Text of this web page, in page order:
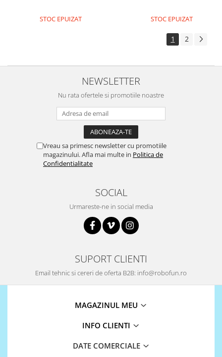
STOC EPUIZAT STOC EPUIZAT
1 2
NEWSLETTER
Nu rata ofertele si promotiile noastre
Vreau sa primesc newsletter cu promotiile
magazinului. Afla mai multe in Politica de
Confidentialitate
SOCIAL
Urmareste-ne in social media
SUPORT CLIENTI
Email tehnic si cereri de oferta B2B: info@robofun.ro
MAGAZINUL MEU
INFO CLIENTI
DATE COMERCIALE